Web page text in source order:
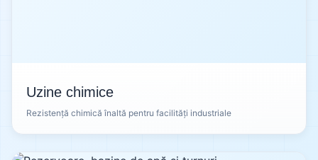
Uzine chimice
Rezistență chimică înaltă pentru facilități industriale